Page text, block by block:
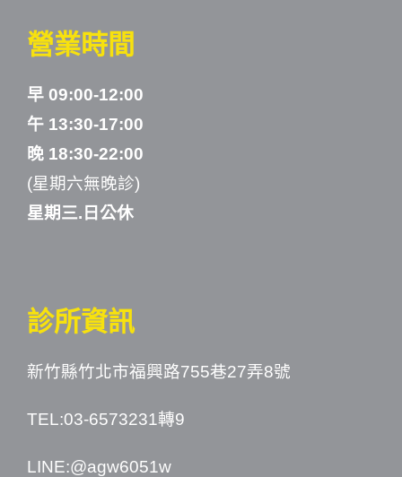
營業時間
早 09:00-12:00
午 13:30-17:00
晚 18:30-22:00
(星期六無晚診)
星期三.日公休
診所資訊
新竹縣竹北市福興路755巷27弄8號
TEL:03-6573231轉9
LINE:@agw6051w